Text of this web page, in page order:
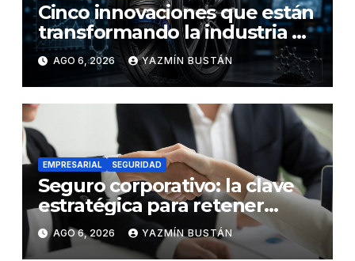
Cinco innovaciones que están
transformando la industria de
los neumáticos y redefinen el
futuro de la movilidad
AGO 6, 2026 YAZMÍN BUSTÁN
EMPRESARIAL SEGURIDAD
Seguro corporativo: la clave
estratégica para retener
talento en Ecuador
AGO 6, 2026 YAZMÍN BUSTÁN